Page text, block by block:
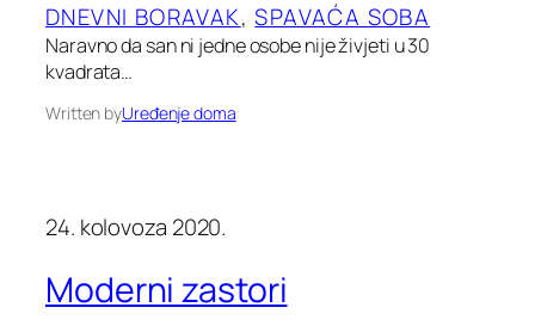
DNEVNI BORAVAK, SPAVAĆA SOBA
Naravno da san ni jedne osobe nije živjeti u 30
kvadrata…
Written byUređenje doma
24. kolovoza 2020.
Moderni zastori